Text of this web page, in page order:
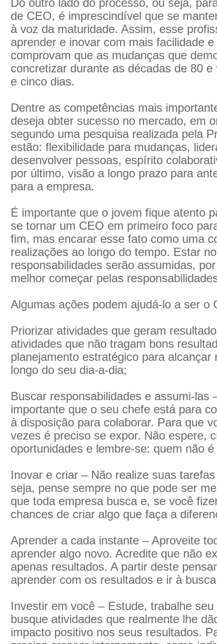
Do outro lado do processo, ou seja,
de CEO, é imprescindível que se
à voz da maturidade. Assim, esse
aprender e inovar com mais facilidade
comprovam que as mudanças que
concretizar durante as décadas de 80
e cinco dias.
Dentre as competências mais
deseja obter sucesso no mercado, em
segundo uma pesquisa realizada pela
estão: flexibilidade para mudanças,
desenvolver pessoas, espírito
por último, visão a longo prazo para
para a empresa.
É importante que o jovem fique atento
se tornar um CEO em primeiro foco
fim, mas encarar esse fato como uma
realizações ao longo do tempo. Estar
responsabilidades serão assumidas,
melhor começar pelas
Algumas ações podem ajudá-lo a ser o
Priorizar atividades que geram
atividades que não tragam bons
planejamento estratégico para
longo do seu dia-a-dia;
Buscar responsabilidades e assumi-las
importante que o seu chefe está para
à disposição para colaborar. Para que
vezes é preciso se expor. Não espere,
oportunidades e lembre-se: quem não
Inovar e criar – Não realize suas
seja, pense sempre no que pode ser
que toda empresa busca e, se você
chances de criar algo que faça a
Aprender a cada instante – Aproveite
aprender algo novo. Acredite que não
apenas resultados. A partir deste
aprender com os resultados e ir à
Investir em você – Estude, trabalhe
busque atividades que realmente lhe
impacto positivo nos seus resultados.